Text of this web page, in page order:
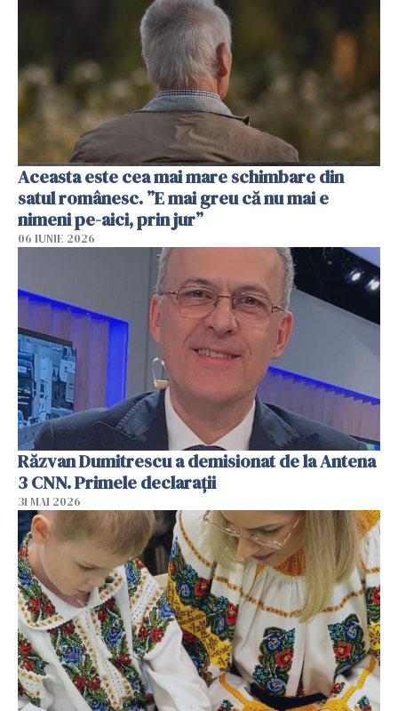
Aceasta este cea mai mare schimbare din
satul românesc. ”E mai greu că nu mai e
nimeni pe-aici, prin jur”
06 IUNIE 2026
Răzvan Dumitrescu a demisionat de la Antena
3 CNN. Primele declarații
31 MAI 2026